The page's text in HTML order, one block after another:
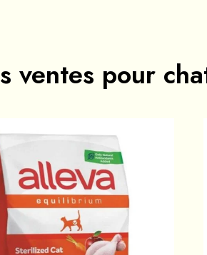
ventes pour